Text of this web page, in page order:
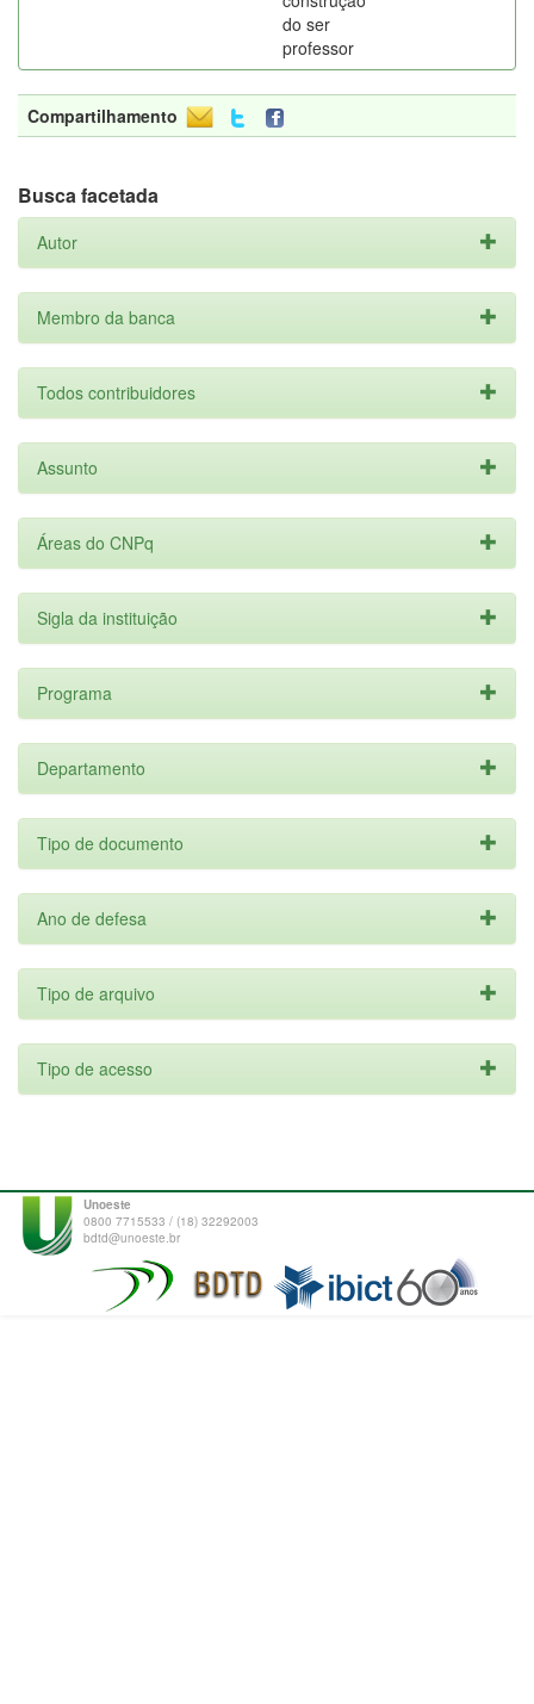
do ser
professor
Compartilhamento
Busca facetada
Autor
Membro da banca
Todos contribuidores
Assunto
Áreas do CNPq
Sigla da instituição
Programa
Departamento
Tipo de documento
Ano de defesa
Tipo de arquivo
Tipo de acesso
Unoeste
0800 7715533 / (18) 32292003
bdtd@unoeste.br